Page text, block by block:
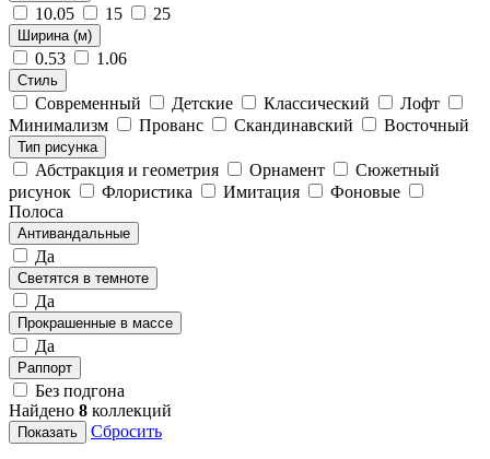
10.05 15 25
Ширина (м)
0.53 1.06
Стиль
Современный Детские Классический
Лофт
Минимализм
Прованс Скандинавский Восточный
Тип рисунка
Абстракция и геометрия Орнамент
Сюжетный
рисунок
Флористика Имитация
Фоновые
Полоса
Антивандальные
Да
Светятся в темноте
Да
Прокрашенные в массе
Да
Раппорт
Без подгона
Найдено 8 коллекций
Показать Сбросить